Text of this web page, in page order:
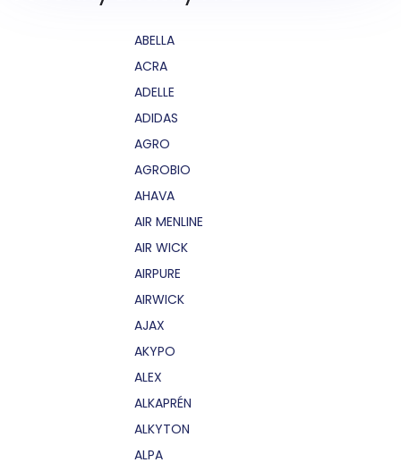
ABELLA
ACRA
ADELLE
ADIDAS
AGRO
AGROBIO
AHAVA
AIR MENLINE
AIR WICK
AIRPURE
AIRWICK
AJAX
AKYPO
ALEX
ALKAPRÉN
ALKYTON
ALPA